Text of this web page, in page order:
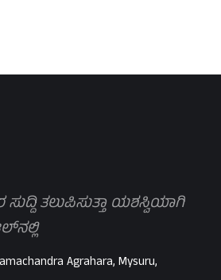
ತಲುಪಿಸುತ್ತಾ ಯಶಸ್ವಿಯಾಗಿ
Agrahara, Mysuru,